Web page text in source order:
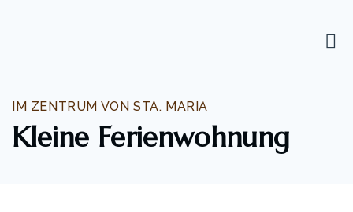
IM ZENTRUM VON STA. MARIA
Kleine Ferienwohnung